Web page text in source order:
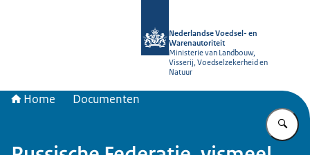
Nederlandse Voedsel- en
Warenautoriteit
Ministerie van Landbouw,
Visserij, Voedselzekerheid en
Natuur
Home Documenten